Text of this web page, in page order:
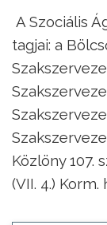
A Szociális
tagjai: a
Közlöny 107.
(VII. 4.)